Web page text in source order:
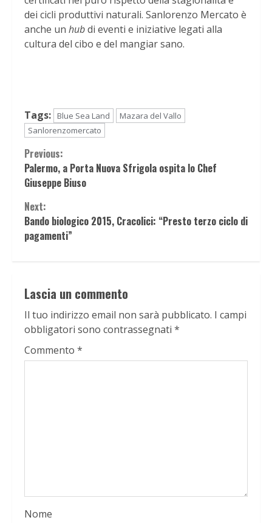
dei cicli produttivi naturali. Sanlorenzo Mercato è
anche un hubdi eventi e iniziative legati alla
cultura del cibo e del mangiar sano.
Tags: Blue Sea Land
Mazara del Vallo
Sanlorenzomercato
Continue
Reading
Previous:
Palermo, a Porta Nuova Sfrigola ospita lo Chef
Giuseppe Biuso
Next:
Bando biologico 2015, Cracolici: “Presto terzo ciclo di
pagamenti”
Lascia un commento
Il tuo indirizzo email non sarà pubblicato. I campi
obbligatori sono contrassegnati *
Commento *
Nome